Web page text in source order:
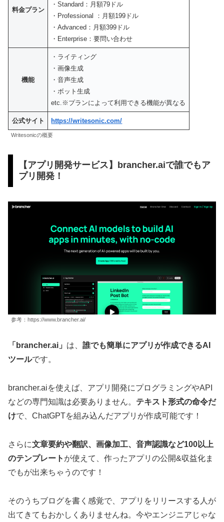
料金プラン
・Standard：月額79ドル
・Professional ：月額199ドル
・Advanced：月額399ドル
・Enterprise：要問い合わせ
機能
・ライティング
・画像生成
・音声生成
・ボット生成
etc.※プランによって利用できる機能が異なる
公式サイト https://writesonic.com/
Writesonicの概要
【アプリ開発サービス】brancher.aiで誰でもア
プリ開発！
参考：https://www.brancher.ai/
「brancher.ai」 は、 誰でも簡単にアプリが作成できるAI
ツールです。
brancher.aiを使えば、アプリ開発にプログラミングやAPI
などの専門知識は必要ありません。 テキスト形式の命令だ
けで、ChatGPTを組み込んだアプリが作成可能です！
さらに文章要約や翻訳、画像加工、音声認識など100以上
のテンプレート が使えて、作ったアプリの公開&収益化ま
でもが出来ちゃうのです！
そのうちブログを書く感覚で、アプリをリリースする人が
出てきてもおかしくありませんね。今やエンジニアじゃな